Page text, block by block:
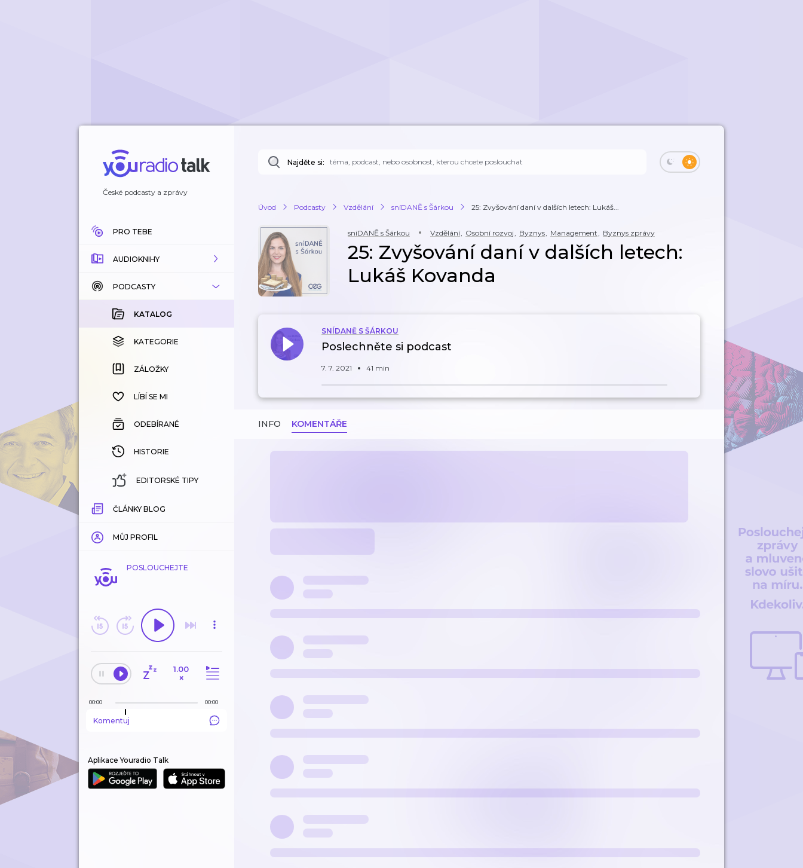
České podcasty a zprávy
PRO TEBE
AUDIOKNIHY
KATALOG
KOUPENÉ
KATEGORIE
ZÁLOŽKY
HISTORIE
PODCASTY
KATALOG
KATEGORIE
ZÁLOŽKY
LÍBÍ SE MI
ODEBÍRANÉ
HISTORIE
EDITORSKÉ TIPY
ČLÁNKY BLOG
MŮJ PROFIL
POSLOUCHEJTE
1.00
×
00:00 00:00
Komentuj
Aplikace Youradio Talk
Najděte si:
Úvod Podcasty Vzdělání sníDANĚ s Šárkou 25: Zvyšování daní v dalších letech: Lukáš...
sníDANĚ s Šárkou Vzdělání, Osobní rozvoj, Byznys, Management, Byznys zprávy
25: Zvyšování daní v dalších letech:
Lukáš Kovanda
SNÍDANĚ S ŠÁRKOU
Poslechněte si podcast
7. 7. 2021 41 min
INFO KOMENTÁŘE